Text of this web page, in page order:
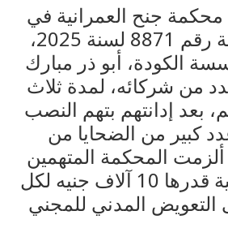
جنح العمرانية في
مصر، في القضية رقم 8871 لسنة 2025،
الكودة، أبو ذر مبارك
من شركائه، لمدة ثلاث
بعد إدانتهم بتهم النصب
كبير من الضحايا من
ألزمت المحكمة المتهمين
بسداد كفالة مالية قدرها 10 آلاف جنيه لكل
التعويض المدني للمجني